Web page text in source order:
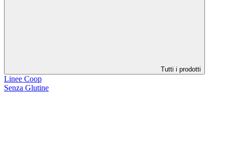
Tutti i prodotti
Linee Coop
Senza Glutine